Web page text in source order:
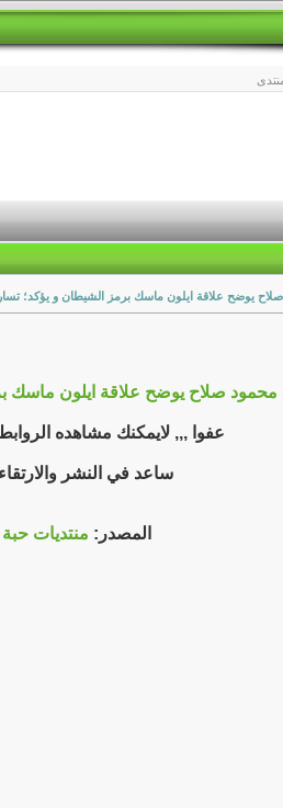
يوضح علاقة ايلون ماسك برمز الشيطان و يؤكد؛
محمود صلاح يوضح علاقة ايلون ماسك
عفوا ,,, لايمكنك مشاهده
ساعد في النشر
المصدر: منتديات حبة